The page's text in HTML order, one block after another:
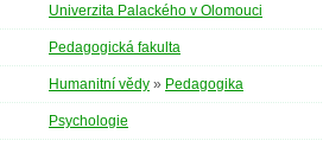
Univerzita Palackého v Olomouci
Pedagogická fakulta
Humanitní vědy » Pedagogika
Psychologie